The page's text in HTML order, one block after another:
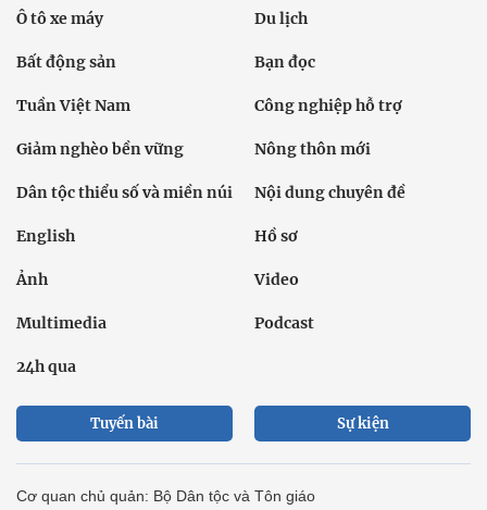
Ô tô xe máy Du lịch
Bất động sản Bạn đọc
Tuần Việt Nam Công nghiệp hỗ trợ
Giảm nghèo bền vững Nông thôn mới
Dân tộc thiểu số và miền núi Nội dung chuyên đề
English Hồ sơ
Ảnh Video
Multimedia Podcast
24h qua
Tuyến bài Sự kiện
Cơ quan chủ quản: Bộ Dân tộc và Tôn giáo